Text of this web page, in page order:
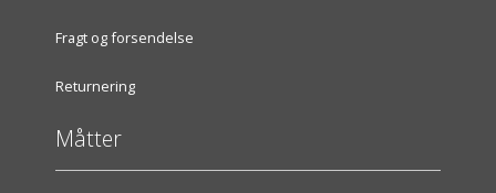
Fragt og forsendelse
Returnering
Måtter